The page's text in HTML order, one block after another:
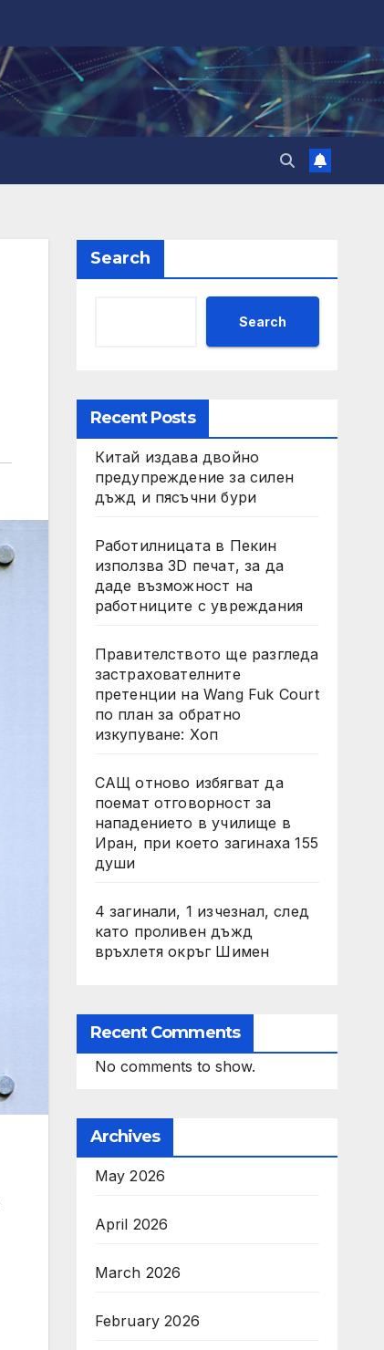
Search
Search
Recent Posts
Китай издава двойно
предупреждение за силен
дъжд и пясъчни бури
Работилницата в Пекин
използва 3D печат, за да
даде възможност на
работниците с увреждания
Правителството ще разгледа
застрахователните
претенции на Wang Fuk Court
по план за обратно
изкупуване: Хоп
САЩ отново избягват да
поемат отговорност за
нападението в училище в
Иран, при което загинаха 155
души
4 загинали, 1 изчезнал, след
като проливен дъжд
връхлетя окръг Шимен
Recent Comments
No comments to show.
Archives
May 2026
April 2026
March 2026
February 2026